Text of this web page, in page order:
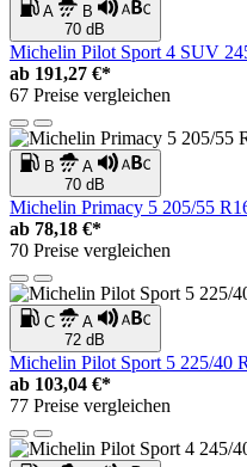
A
B
70 dB
Michelin Pilot Sport 4 SUV
ab 191,27 €*
67 Preise vergleichen
B
A
70 dB
Michelin Primacy 5 205/55
ab 78,18 €*
70 Preise vergleichen
C
A
72 dB
Michelin Pilot Sport 5 225/40
ab 103,04 €*
77 Preise vergleichen